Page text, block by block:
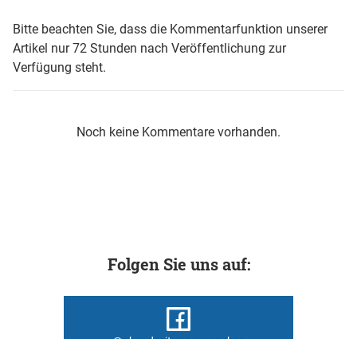
Bitte beachten Sie, dass die Kommentarfunktion unserer
Artikel nur 72 Stunden nach Veröffentlichung zur
Verfügung steht.
Noch keine Kommentare vorhanden.
Folgen Sie uns auf: